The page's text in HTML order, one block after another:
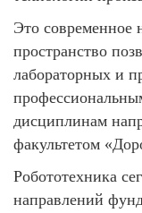
Это современное
пространство
лабораторных и
дисциплинам
факультетом
Робототехника
направлений